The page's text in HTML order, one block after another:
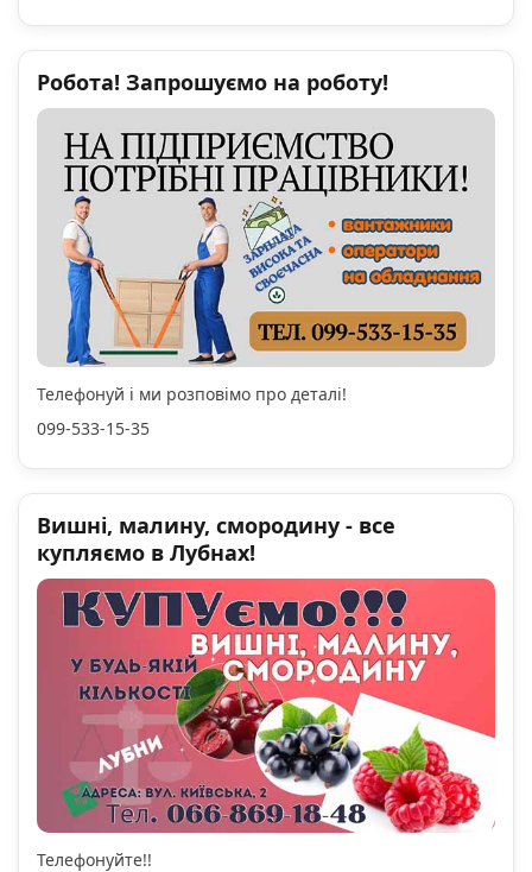
Робота! Запрошуємо на роботу!
Телефонуй і ми розповімо про деталі!
099-533-15-35
Вишні, малину, смородину - все
купляємо в Лубнах!
Телефонуйте!!